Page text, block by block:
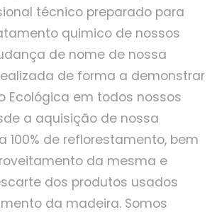
técnico preparado para
quimico de nossos
de nome de nossa
de forma a demonstrar
Ecológica em todos nossos
a aquisição de nossa
100% de reflorestamento, bem
da mesma e
dos produtos usados
da madeira. Somos